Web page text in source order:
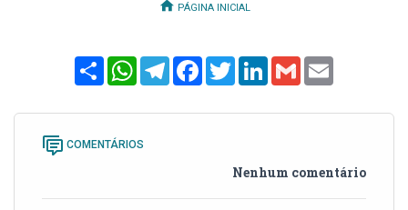
PÁGINA INICIAL
ShareWhatsAppTelegramFacebook
TwitterLinkedInGmail
COMENTÁRIOS
Nenhum comentário